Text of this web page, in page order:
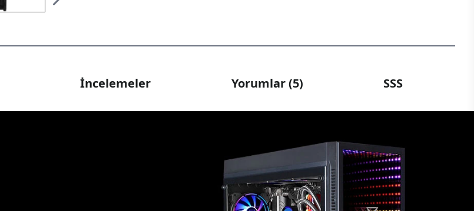
İncelemeler Yorumlar (5) SSS